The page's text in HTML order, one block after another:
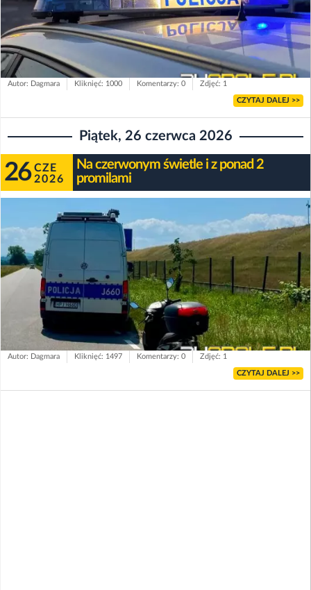
Autor: Dagmara Kliknięć: 1000 Komentarzy: 0 Zdjęć: 1
CZYTAJ DALEJ >>
Piątek, 26 czerwca 2026
26 CZE
2026
Na czerwonym świetle i z ponad 2
promilami
Autor: Dagmara Kliknięć: 1497 Komentarzy: 0 Zdjęć: 1
CZYTAJ DALEJ >>